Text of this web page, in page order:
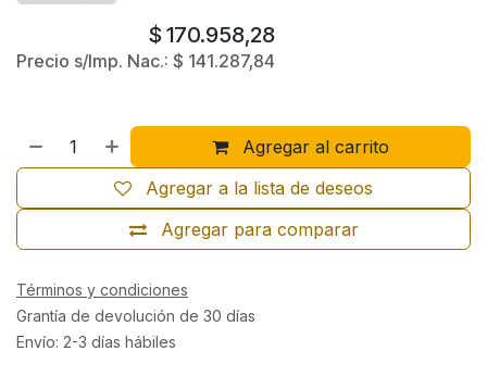
$ 170.958,28
Precio s/Imp. Nac.: $ 141.287,84
Agregar al carrito
Agregar para comparar
Agregar a la lista de deseos
Términos y condiciones
Grantía de devolución de 30 días
Envío: 2-3 días hábiles